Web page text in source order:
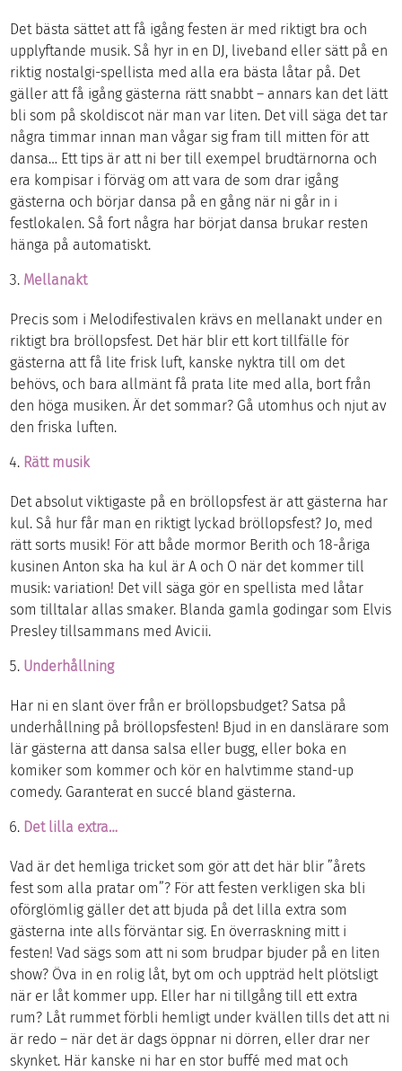
Det bästa sättet att få igång festen är med riktigt bra och
upplyftande musik. Så hyr in en DJ, liveband eller sätt på en
riktig nostalgi-spellista med alla era bästa låtar på. Det
gäller att få igång gästerna rätt snabbt – annars kan det lätt
bli som på skoldiscot när man var liten. Det vill säga det tar
några timmar innan man vågar sig fram till mitten för att
dansa… Ett tips är att ni ber till exempel brudtärnorna och
era kompisar i förväg om att vara de som drar igång
gästerna och börjar dansa på en gång när ni går in i
festlokalen. Så fort några har börjat dansa brukar resten
hänga på automatiskt.
Mellanakt
Precis som i Melodifestivalen krävs en mellanakt under en
riktigt bra bröllopsfest. Det här blir ett kort tillfälle för
gästerna att få lite frisk luft, kanske nyktra till om det
behövs, och bara allmänt få prata lite med alla, bort från
den höga musiken. Är det sommar? Gå utomhus och njut av
den friska luften.
Rätt musik
Det absolut viktigaste på en bröllopsfest är att gästerna har
kul. Så hur får man en riktigt lyckad bröllopsfest? Jo, med
rätt sorts musik! För att både mormor Berith och 18-åriga
kusinen Anton ska ha kul är A och O när det kommer till
musik: variation! Det vill säga gör en spellista med låtar
som tilltalar allas smaker. Blanda gamla godingar som Elvis
Presley tillsammans med Avicii.
Underhållning
Har ni en slant över från er bröllopsbudget? Satsa på
underhållning på bröllopsfesten! Bjud in en danslärare som
lär gästerna att dansa salsa eller bugg, eller boka en
komiker som kommer och kör en halvtimme stand-up
comedy. Garanterat en succé bland gästerna.
Det lilla extra…
Vad är det hemliga tricket som gör att det här blir ”årets
fest som alla pratar om”? För att festen verkligen ska bli
oförglömlig gäller det att bjuda på det lilla extra som
gästerna inte alls förväntar sig. En överraskning mitt i
festen! Vad sägs som att ni som brudpar bjuder på en liten
show? Öva in en rolig låt, byt om och uppträd helt plötsligt
när er låt kommer upp. Eller har ni tillgång till ett extra
rum? Låt rummet förbli hemligt under kvällen tills det att ni
är redo – när det är dags öppnar ni dörren, eller drar ner
skynket. Här kanske ni har en stor buffé med mat och